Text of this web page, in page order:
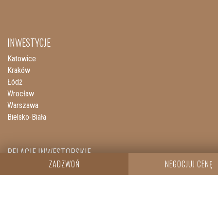
INWESTYCJE
Katowice
Kraków
Łódź
Wrocław
Warszawa
Bielsko-Biała
RELACJE INWESTORSKIE
Raporty okresoweZADZWOŃ NEGOCJUJ CENĘ